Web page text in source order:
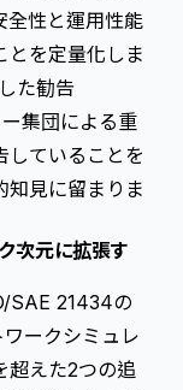
全性と運用性能
とを定量化しま
た勧告
集団による重
していることを
知見に留まりま
次元に拡張す
SAE 21434の
ークシミュレ
超えた2つの追